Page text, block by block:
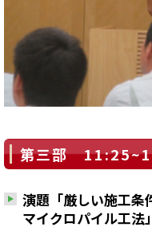
第三部
演題「厳しい施工条
マイクロパイル工法」